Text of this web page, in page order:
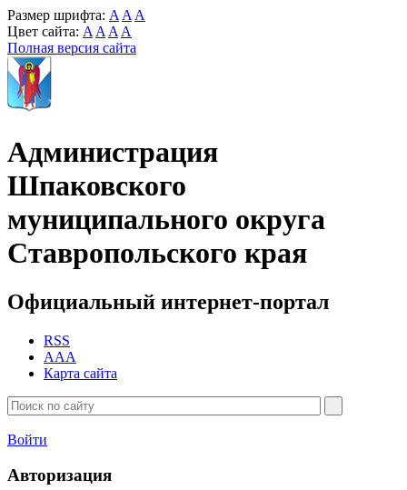
Размер шрифта: A A A
Цвет сайта: A A A A
Полная версия сайта
Администрация
Шпаковского
муниципального округа
Ставропольского края
Официальный интернет-портал
RSS
AAA
Карта сайта
Войти
Авторизация